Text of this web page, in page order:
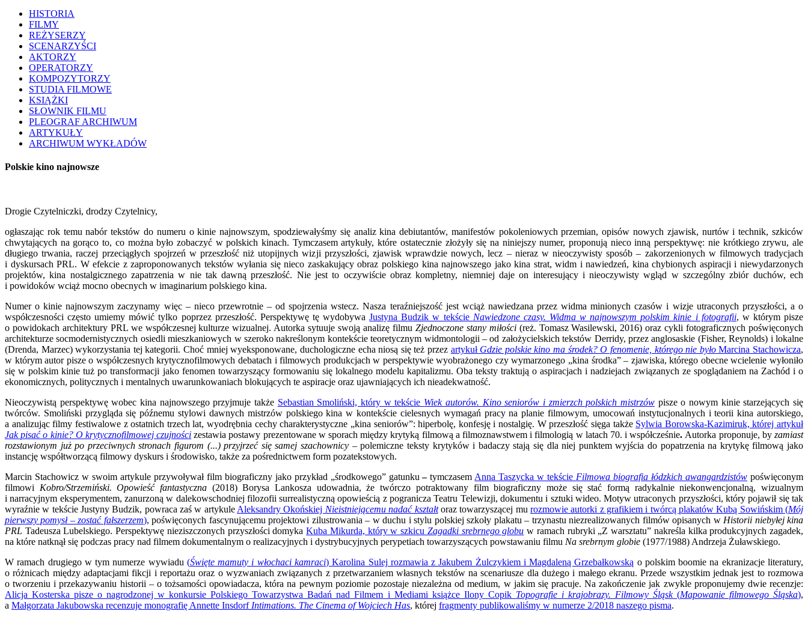
HISTORIA
FILMY
REŻYSERZY
SCENARZYŚCI
AKTORZY
OPERATORZY
KOMPOZYTORZY
STUDIA FILMOWE
KSIĄŻKI
SŁOWNIK FILMU
PLEOGRAF ARCHIWUM
ARTYKUŁY
ARCHIWUM WYKŁADÓW
Polskie kino najnowsze
Drogie Czytelniczki, drodzy Czytelnicy,
ogłaszając rok temu nabór tekstów do numeru o kinie najnowszym, spodziewałyśmy się analiz kina debiutantów, manifestów pokoleniowych przemian, opisów nowych zjawisk, nurtów i technik, szkiców
chwytających na gorąco to, co można było zobaczyć w polskich kinach. Tymczasem artykuły, które ostatecznie złożyły się na niniejszy numer, proponują nieco inną perspektywę: nie krótkiego zrywu, ale
długiego trwania, raczej przeciągłych spojrzeń w przeszłość niż utopijnych wizji przyszłości, zjawisk wprawdzie nowych, lecz – nieraz w nieoczywisty sposób – zakorzenionych w filmowych tradycjach
i dyskursach PRL. W efekcie z zaproponowanych tekstów wyłania się nieco zaskakujący obraz polskiego kina najnowszego jako kina strat, widm i nawiedzeń, kina chybionych aspiracji i niewydarzonych
projektów, kina nostalgicznego zapatrzenia w nie tak dawną przeszłość. Nie jest to oczywiście obraz kompletny, niemniej daje on interesujący i nieoczywisty wgląd w szczególny zbiór duchów, ech
i powidoków wciąż mocno obecnych w imaginarium polskiego kina.
Numer o kinie najnowszym zaczynamy więc – nieco przewrotnie – od spojrzenia wstecz. Nasza teraźniejszość jest wciąż nawiedzana przez widma minionych czasów i wizje utraconych przyszłości, a o
współczesności często umiemy mówić tylko poprzez przeszłość. Perspektywę tę wydobywaJustyna Budzik w tekście Nawiedzone czasy. Widma w najnowszym polskim kinie i fotografii, w którym pisze
o powidokach architektury PRL we współczesnej kulturze wizualnej. Autorka sytuuje swoją analizę filmu Zjednoczone stany miłości(reż. Tomasz Wasilewski, 2016) oraz cykli fotograficznych poświęconych
architekturze socmodernistycznych osiedli mieszkaniowych w szeroko nakreślonym kontekście teoretycznym widmontologii – od założycielskich tekstów Derridy, przez anglosaskie (Fisher, Reynolds) i lokalne
(Drenda, Marzec) wykorzystania tej kategorii. Choć mniej wyeksponowane, duchologiczne echa niosą się też przez artykuł Gdzie polskie kino ma środek? O fenomenie, którego nie byłoMarcina Stachowicza,
w którym autor pisze o współczesnych krytycznofilmowych debatach i filmowych produkcjach w perspektywie wyobrażonego czy wymarzonego „kina środka” – zjawiska, którego obecne wcielenie wyłoniło
się w polskim kinie tuż po transformacji jako fenomen towarzyszący formowaniu się lokalnego modelu kapitalizmu. Oba teksty traktują o aspiracjach i nadziejach związanych ze spoglądaniem na Zachód i o
ekonomicznych, politycznych i mentalnych uwarunkowaniach blokujących te aspiracje oraz ujawniających ich nieadekwatność.
Nieoczywistą perspektywę wobec kina najnowszego przyjmuje także Sebastian Smoliński, który w tekście Wiek autorów. Kino seniorów i zmierzch polskich mistrzów pisze o nowym kinie starzejących się
twórców. Smoliński przygląda się późnemu stylowi dawnych mistrzów polskiego kina w kontekście cielesnych wymagań pracy na planie filmowym, umocowań instytucjonalnych i teorii kina autorskiego,
a analizując filmy festiwalowe z ostatnich trzech lat, wyodrębnia cechy charakterystyczne „kina seniorów”: hiperbolę, konfesję i nostalgię. W przeszłość sięga także Sylwia Borowska-Kazimiruk, której artykuł
Jak pisać o kinie? O krytycznofilmowej czujności zestawia postawy prezentowane w sporach między krytyką filmową a filmoznawstwem i filmologią w latach 70. i współcześnie.Autorka proponuje, byzamiast
rozstawionym już po przeciwnych stronach figurom (...) przyjrzeć się samej szachownicy – polemiczne teksty krytyków i badaczy stają się dla niej punktem wyjścia do popatrzenia na krytykę filmową jako
instancję współtworzącą filmowy dyskurs i środowisko, także za pośrednictwem form pozatekstowych.
Marcin Stachowicz w swoim artykule przywoływał film biograficzny jako przykład „środkowego” gatunku–tymczasemAnna Taszycka w tekścieFilmowa biografia łódzkich awangardzistów poświęconym
filmowi Kobro/Strzemiński. Opowieść fantastyczna (2018) Borysa Lankosza udowadnia, że twórczo potraktowany film biograficzny może się stać formą radykalnie niekonwencjonalną, wizualnym
i narracyjnym eksperymentem, zanurzoną w dalekowschodniej filozofii surrealistyczną opowieścią z pogranicza Teatru Telewizji, dokumentu i sztuki wideo. Motyw utraconych przyszłości, który pojawił się tak
wyraźnie w tekście Justyny Budzik, powraca zaś w artykuleAleksandry Okońskiej Nieistniejącemu nadać kształt oraz towarzyszącej mu rozmowie autorki z grafikiem i twórcą plakatów Kubą Sowińskim (Mój
pierwszy pomysł – zostać fałszerzem), poświęconych fascynującemu projektowi zilustrowania – w duchu i stylu polskiej szkoły plakatu – trzynastu niezrealizowanych filmów opisanych wHistorii niebyłej kina
PRL Tadeusza Lubelskiego. Perspektywę nieziszczonych przyszłości domykaKuba Mikurda, który w szkicu Zagadki srebrnego globu w ramach rubryki „Z warsztatu” nakreśla kilka produkcyjnych zagadek,
na które natknął się podczas pracy nad filmem dokumentalnym o realizacyjnych i dystrybucyjnych perypetiach towarzyszących powstawaniu filmu Na srebrnym globie (1977/1988) Andrzeja Żuławskiego.
W ramach drugiego w tym numerze wywiadu (Święte mamuty i włochaci kamraci) Karolina Sulej rozmawia z Jakubem Żulczykiem i Magdaleną Grzebałkowską o polskim boomie na ekranizacje literatury,
o różnicach między adaptacjami fikcji i reportażu oraz o wyzwaniach związanych z przetwarzaniem własnych tekstów na scenariusze dla dużego i małego ekranu. Przede wszystkim jednak jest to rozmowa
o tworzeniu i przekazywaniu historii – o tożsamości opowiadacza, która na pewnym poziomie pozostaje niezależna od medium, w jakim się pracuje. Na zakończenie jak zwykle proponujemy dwie recenzje:
Alicja Kosterska pisze o nagrodzonej w konkursie Polskiego Towarzystwa Badań nad Filmem i Mediami książce Ilony Copik Topografie i krajobrazy. Filmowy Śląsk(Mapowanie filmowego Śląska),
a Małgorzata Jakubowska recenzuje monografię Annette InsdorfIntimations. The Cinema of Wojciech Has, której fragmenty publikowaliśmy w numerze 2/2018 naszego pisma.